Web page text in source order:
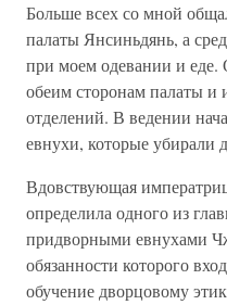
Больше всех со мной
палаты Янсиньдянь, а
при моем одевании и
обеим сторонам палаты и
отделений. В ведении
евнухи, которые убирали
Вдовствующая
определила одного из
придворными евнухами
обязанности которого
обучение дворцовому